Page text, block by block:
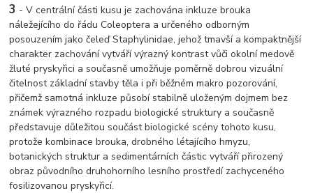
3 - V centrální části kusu je zachována inkluze brouka
náležejícího do řádu Coleoptera a určeného odborným
posouzením jako čeleď Staphylinidae, jehož tmavší a kompaktnější
charakter zachování vytváří výrazný kontrast vůči okolní medově
žluté pryskyřici a současně umožňuje poměrně dobrou vizuální
čitelnost základní stavby těla i při běžném makro pozorování,
přičemž samotná inkluze působí stabilně uloženým dojmem bez
známek výrazného rozpadu biologické struktury a současně
představuje důležitou součást biologické scény tohoto kusu,
protože kombinace brouka, drobného létajícího hmyzu,
botanických struktur a sedimentárních částic vytváří přirozený
obraz původního druhohorního lesního prostředí zachyceného
fosilizovanou pryskyřicí.